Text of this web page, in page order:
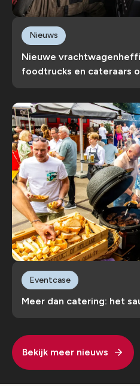
Nieuwe
foodtrucks en cateraars
Nieuws
Meer dan catering: het
Eventcase
Bekijk meer nieuws